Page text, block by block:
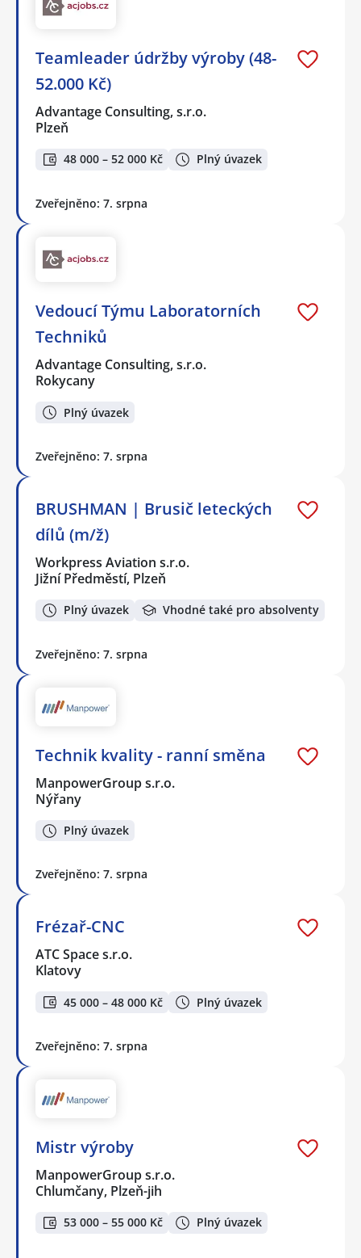
Teamleader údržby výroby (48-
52.000 Kč)
Advantage Consulting, s.r.o.
Plzeň
48 000 – 52 000 Kč Plný úvazek
Zveřejněno: 7. srpna
Vedoucí Týmu Laboratorních
Techniků
Advantage Consulting, s.r.o.
Rokycany
Plný úvazek
Zveřejněno: 7. srpna
BRUSHMAN | Brusič leteckých
dílů (m/ž)
Workpress Aviation s.r.o.
Jižní Předměstí, Plzeň
Plný úvazek Vhodné také pro absolventy
Zveřejněno: 7. srpna
Technik kvality - ranní směna
ManpowerGroup s.r.o.
Nýřany
Plný úvazek
Zveřejněno: 7. srpna
Frézař-CNC
ATC Space s.r.o.
Klatovy
45 000 – 48 000 Kč Plný úvazek
Zveřejněno: 7. srpna
Mistr výroby
ManpowerGroup s.r.o.
Chlumčany, Plzeň-jih
53 000 – 55 000 Kč Plný úvazek